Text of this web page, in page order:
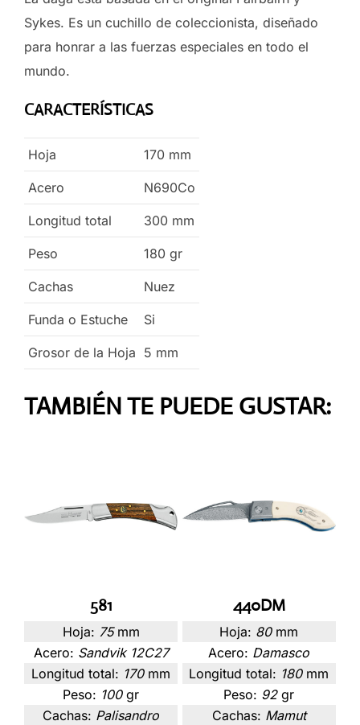
Sykes. Es un cuchillo de coleccionista, diseñado
para honrar a las fuerzas especiales en todo el
mundo.
CARACTERÍSTICAS
Hoja 170 mm
Acero N690Co
Longitud total 300 mm
Peso 180 gr
Cachas Nuez
Funda o Estuche Si
Grosor de la Hoja 5 mm
TAMBIÉN TE PUEDE GUSTAR:
581
Hoja: 75 mm
Acero: Sandvik 12C27
Longitud total: 170 mm
Peso: 100 gr
Cachas: Palisandro
440DM
Hoja: 80 mm
Acero: Damasco
Longitud total: 180 mm
Peso: 92 gr
Cachas: Mamut